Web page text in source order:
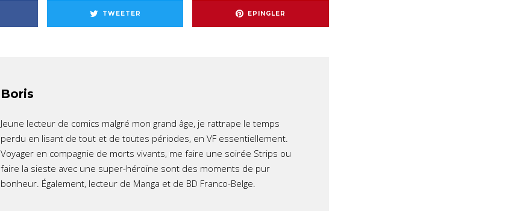
TWEETER EPINGLER
Boris
Jeune lecteur de comics malgré mon grand âge, je rattrape le temps
perdu en lisant de tout et de toutes périodes, en VF essentiellement.
Voyager en compagnie de morts vivants, me faire une soirée Strips ou
faire la sieste avec une super-héroïne sont des moments de pur
bonheur. Également, lecteur de Manga et de BD Franco-Belge.